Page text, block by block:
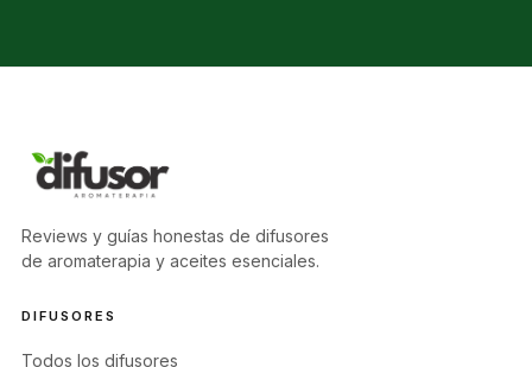
Reviews y guías honestas de difusores
de aromaterapia y aceites esenciales.
DIFUSORES
Todos los difusores